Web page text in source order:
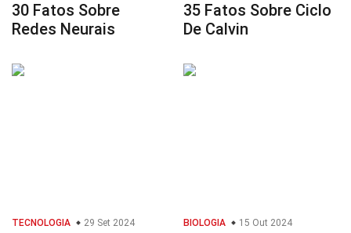
30 Fatos Sobre
Redes Neurais
35 Fatos Sobre Ciclo
De Calvin
TECNOLOGIA 29 Set 2024 BIOLOGIA 15 Out 2024